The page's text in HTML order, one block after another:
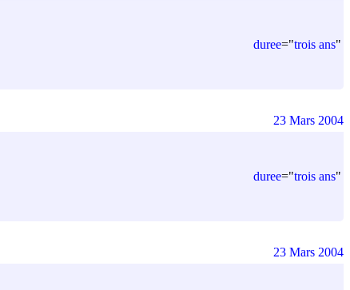
duree="trois ans"
duree="trois ans"
23 Mars 2004
23 Mars 2004